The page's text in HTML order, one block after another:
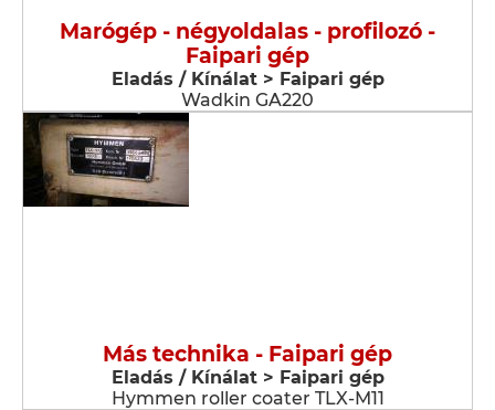
Marógép - négyoldalas - profilozó -
Faipari gép
Eladás / Kínálat > Faipari gép
Wadkin GA220
Más technika - Faipari gép
Eladás / Kínálat > Faipari gép
Hymmen roller coater TLX-M11